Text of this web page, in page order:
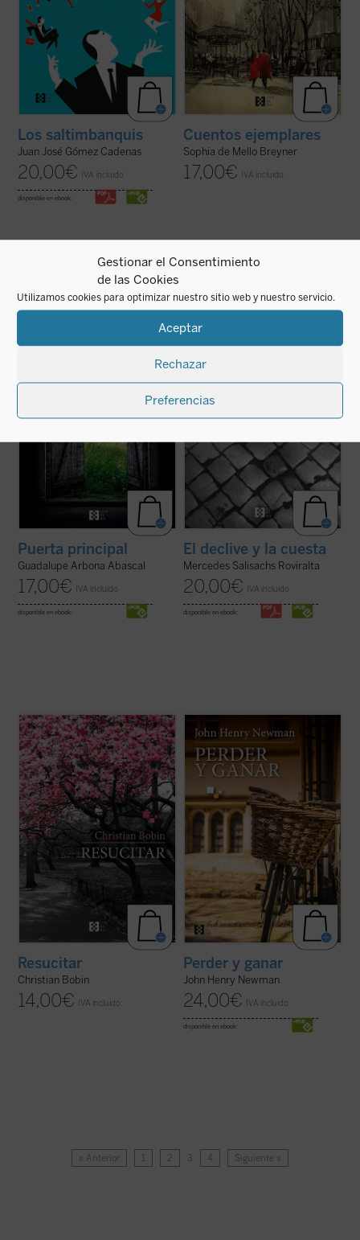
Gestionar el Consentimiento
de las Cookies
Utilizamos cookies para optimizar nuestro sitio web y nuestro servicio.
Aceptar
Rechazar
Preferencias
Los saltimbanquis
Juan José Gómez Cadenas
20,00€ IVA incluido
disponible en ebook:
Cuentos ejemplares
Sophia de Mello Breyner
17,00€ IVA incluido
Este cuaderno de notas recoge todo lo que
marcados por la enfermedad, le permiten
Puerta principal
Guadalupe Arbona Abascal
17,00€ IVA incluido
disponible en ebook:
Hito importante en la novelística de
Mercedes Salisachs,
es un relato directo y valiente en el que,
con gran hondura el ...
El declive y la cuesta
Mercedes Salisachs Roviralta
20,00€ IVA incluido
disponible en ebook:
EnResucitar, libro escrito con el
inconfundible estilo fragmentario y a veces
aforístico que caracteriza a Christian
Bobin, todas las páginas orbitan en torno a
la muerte del padre del autor tras una larga
enfermedad de Alzheimer. Una ...(ver ficha)
Resucitar
Christian Bobin
14,00€ IVA incluido
Perder y ganar
autobiográfica escrita por el beato John
Henry Newman, que nos permite
adentrarnos en su fascinante personalidad
a través del protagonista de la obra,
Charles Reading, y descubrir en toda su
hondura las ...
(ver ficha)
Perder y ganar
John Henry Newman
24,00€ IVA incluido
disponible en ebook:
« Anterior 1 2 3 4 Siguiente »